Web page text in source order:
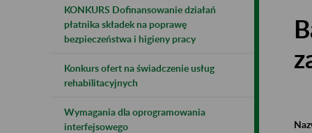
KONKURS Dofinansowanie działań
płatnika składek na poprawę
bezpieczeństwa i higieny pracy
Konkurs ofert na świadczenie usług
rehabilitacyjnych
Wymagania dla oprogramowania
interfejsowego